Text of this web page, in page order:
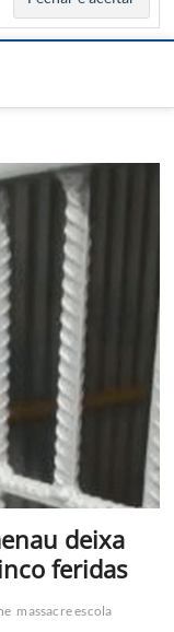
deixa
feridas
massacre escola